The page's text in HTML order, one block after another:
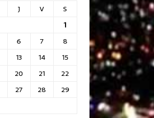
J V
S
1
6 7
8
13 14
15
20 21
22
27 28
29